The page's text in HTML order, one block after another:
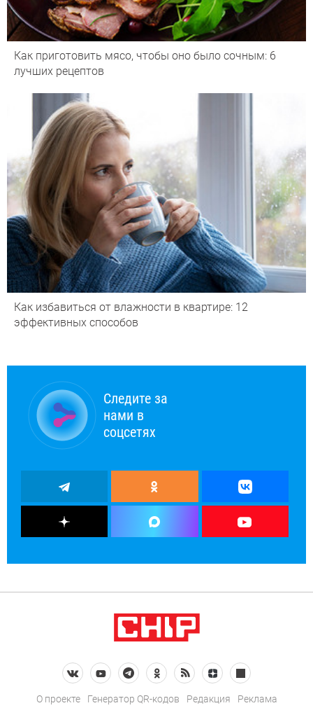
Как приготовить мясо, чтобы оно было сочным: 6
лучших рецептов
Как избавиться от влажности в квартире: 12
эффективных способов
Следите за
нами в
соцсетях
О проекте Генератор QR-кодов Редакция Реклама